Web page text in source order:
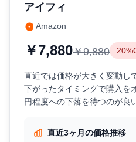
アイフィ
Amazon
￥7,880￥9,880
直近では価格が大きく変動し
下がったタイミングで購入を
円程度への下落を待つのが良
直近3ヶ月の価格推移